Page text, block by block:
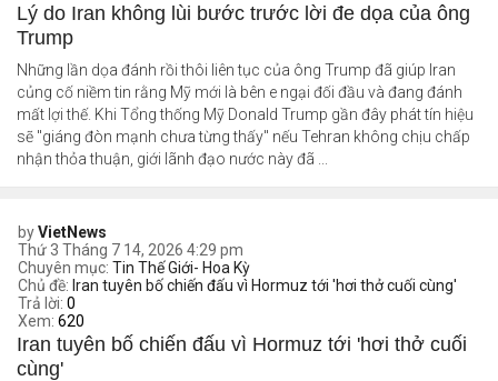
Lý do Iran không lùi bước trước lời đe dọa của ông
Trump
Những lần dọa đánh rồi thôi liên tục của ông Trump đã giúp Iran
củng cố niềm tin rằng Mỹ mới là bên e ngại đối đầu và đang đánh
mất lợi thế. Khi Tổng thống Mỹ Donald Trump gần đây phát tín hiệu
sẽ "giáng đòn mạnh chưa từng thấy" nếu Tehran không chịu chấp
nhận thỏa thuận, giới lãnh đạo nước này đã ...
byVietNews
Thứ 3 Tháng 7 14, 2026 4:29 pm
Chuyên mục: Tin Thế Giới- Hoa Kỳ
Chủ đề: Iran tuyên bố chiến đấu vì Hormuz tới 'hơi thở cuối cùng'
Trả lời: 0
Xem: 620
Iran tuyên bố chiến đấu vì Hormuz tới 'hơi thở cuối
cùng'